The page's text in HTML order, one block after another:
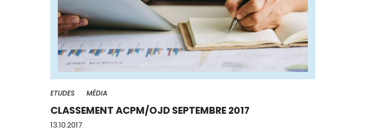
ETUDES MÉDIA
CLASSEMENT ACPM/OJD SEPTEMBRE 2017
13.10.2017